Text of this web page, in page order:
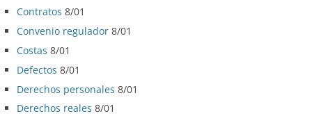
Contratos 8/01
Convenio regulador 8/01
Costas 8/01
Defectos 8/01
Derechos personales 8/01
Derechos reales 8/01